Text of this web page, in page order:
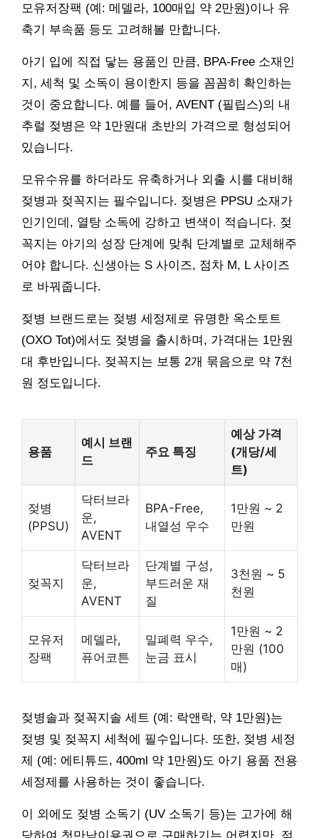
모유저장팩 (예: 메델라, 100매입 약 2만원)이나 유
축기 부속품 등도 고려해볼 만합니다.
아기 입에 직접 닿는 용품인 만큼, BPA-Free 소재인
지, 세척 및 소독이 용이한지 등을 꼼꼼히 확인하는
것이 중요합니다. 예를 들어, AVENT (필립스)의 내
추럴 젖병은 약 1만원대 초반의 가격으로 형성되어
있습니다.
모유수유를 하더라도 유축하거나 외출 시를 대비해
젖병과 젖꼭지는 필수입니다. 젖병은 PPSU 소재가
인기인데, 열탕 소독에 강하고 변색이 적습니다. 젖
꼭지는 아기의 성장 단계에 맞춰 단계별로 교체해주
어야 합니다. 신생아는 S 사이즈, 점차 M, L 사이즈
로 바꿔줍니다.
젖병 브랜드로는 젖병 세정제로 유명한 옥소토트
(OXO Tot)에서도 젖병을 출시하며, 가격대는 1만원
대 후반입니다. 젖꼭지는 보통 2개 묶음으로 약 7천
원 정도입니다.
용품
예시 브랜
드
주요 특징
예상 가격
(개당/세
트)
젖병
(PPSU)
닥터브라
운,
AVENT
BPA-Free,
내열성 우수
1만원 ~ 2
만원
젖꼭지
닥터브라
운,
AVENT
단계별 구성,
부드러운 재
질
3천원 ~ 5
천원
모유저
장팩
메델라,
퓨어코튼
밀폐력 우수,
눈금 표시
1만원 ~ 2
만원 (100
매)
젖병솔과 젖꼭지솔 세트 (예: 락앤락, 약 1만원)는
젖병 및 젖꼭지 세척에 필수입니다. 또한, 젖병 세정
제 (예: 에티튜드, 400ml 약 1만원)도 아기 용품 전용
세정제를 사용하는 것이 좋습니다.
이 외에도 젖병 소독기 (UV 소독기 등)는 고가에 해